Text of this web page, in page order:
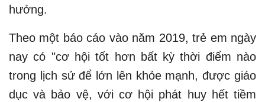
hưởng.
Theo một báo cáo vào năm 2019, trẻ em ngày
nay có "cơ hội tốt hơn bất kỳ thời điểm nào
trong lịch sử để lớn lên khỏe mạnh, được giáo
dục và bảo vệ, với cơ hội phát huy hết tiềm